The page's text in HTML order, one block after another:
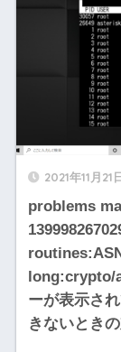
2021年11月21
problems
long:crypto/
ーが表示さ
きないとき